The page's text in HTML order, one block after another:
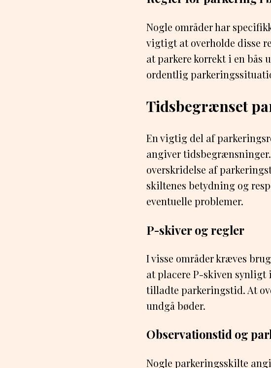
Nogle områder har
vigtigt at overholde disse
at parkere korrekt i en bås
ordentlig
Tidsbegrænset
En vigtig del af
angiver
overskridelse af
skiltenes betydning og
eventuelle problemer.
P-skiver og regler
I visse områder kræves
at placere P-skiven
tilladte parkeringstid. At
undgå bøder.
Observationstid og
Nogle parkeringsskilte